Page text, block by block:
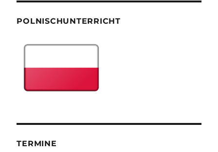
POLNISCHUNTERRICHT
TERMINE